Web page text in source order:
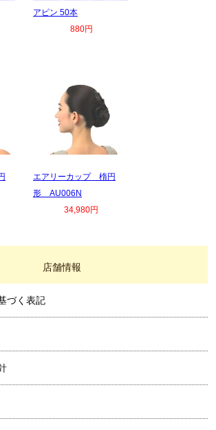
アピン 50本
880円
エアリーカップ 楕円
形 AU006N
34,980円
店舗情報
づく表記